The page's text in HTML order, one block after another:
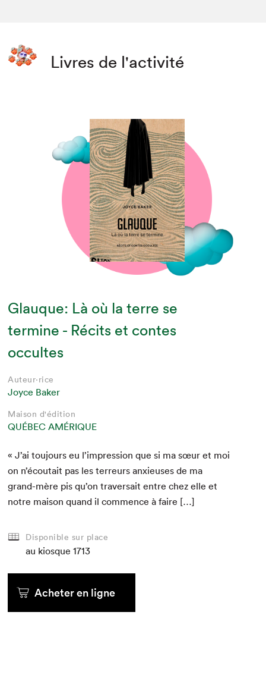
Livres de l'activité
Glauque: Là où la terre se
termine - Récits et contes
occultes
Auteur·rice
Joyce Baker
Maison d'édition
QUÉBEC AMÉRIQUE
« J’ai tou­jours eu l’impression que si ma sœur et moi
on n’écoutait pas les ter­reurs anx­ieuses de ma
grand-mère pis qu’on tra­ver­sait entre chez elle et
notre mai­son quand il com­mence à faire […]
Disponible sur place
au kiosque 1713
Acheter en ligne